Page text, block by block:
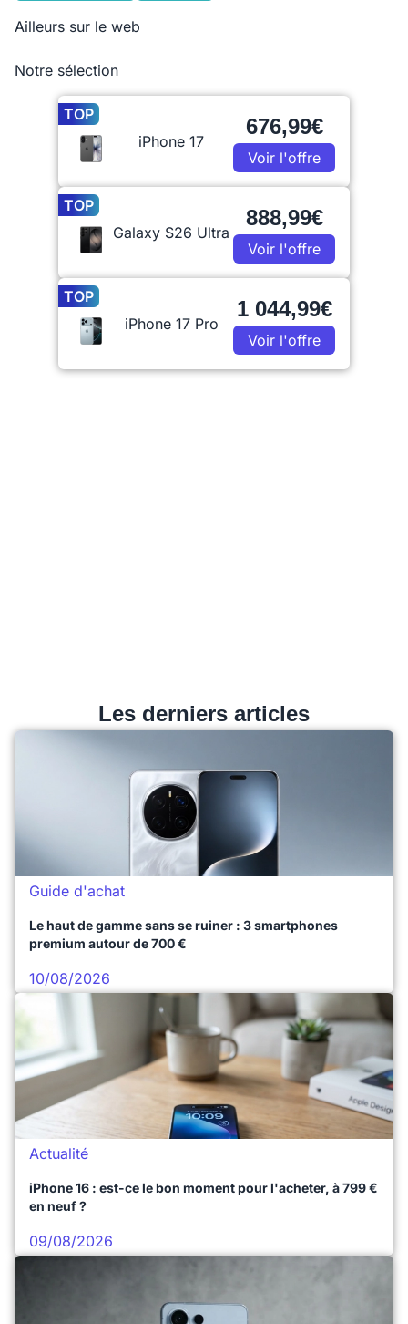
Ailleurs sur le web
Notre sélection
TOP
iPhone 17
676,99€
Voir l'offre
TOP
Galaxy S26 Ultra
888,99€
Voir l'offre
TOP
iPhone 17 Pro
1 044,99€
Voir l'offre
Les derniers articles
Guide d'achat
Le haut de gamme sans se ruiner : 3 smartphones
premium autour de 700 €
10/08/2026
Actualité
iPhone 16 : est-ce le bon moment pour l'acheter, à 799 €
en neuf ?
09/08/2026